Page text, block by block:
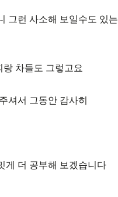
그런 사소해 보일수도 있는
차들도 그렇고요
셔서 그동안 감사히
게 더 공부해 보겠습니다